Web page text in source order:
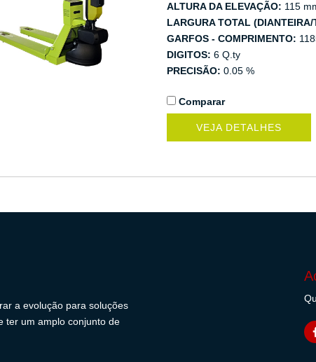
ALTURA DA ELEVAÇÃO: 115
LARGURA TOTAL
GARFOS - COMPRIMENTO:
DIGITOS: 6 Q.ty
PRECISÃO: 0.05 %
Comparar
VEJA DETALHES
a evolução para soluções
ter um amplo conjunto de